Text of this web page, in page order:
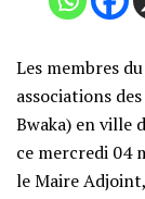
Les membres
associations
Bwaka) en ville
ce mercredi 04
le Maire